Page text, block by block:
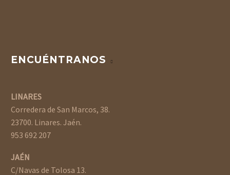
ENCUÉNTRANOS
LINARES
Corredera de San Marcos, 38.
23700. Linares. Jaén.
953 692 207
JAÉN
C/Navas de Tolosa 13.